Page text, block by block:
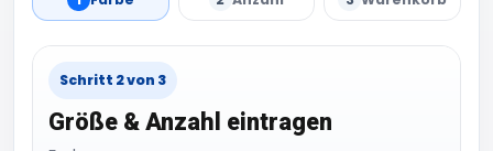
Schritt 2 von 3
Größe & Anzahl eintragen